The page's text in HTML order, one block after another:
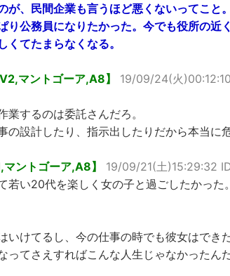
が、民間企業も言うほど悪くないってこと。
り公務員になりたかった。今でも役所の近
くてたまらなくなる。
マントゴーア,A8】
19/09/24(火
業するのは委託さんだろ。
の設計したり、指示出したりだから本当に
ントゴーア,A8】
19/09/21(土)15:29:32
若い20代を楽しく女の子と過ごしたかった
いけてるし、今の仕事の時でも彼女はできた
ってさえすればこんな人生じゃなかったんだ